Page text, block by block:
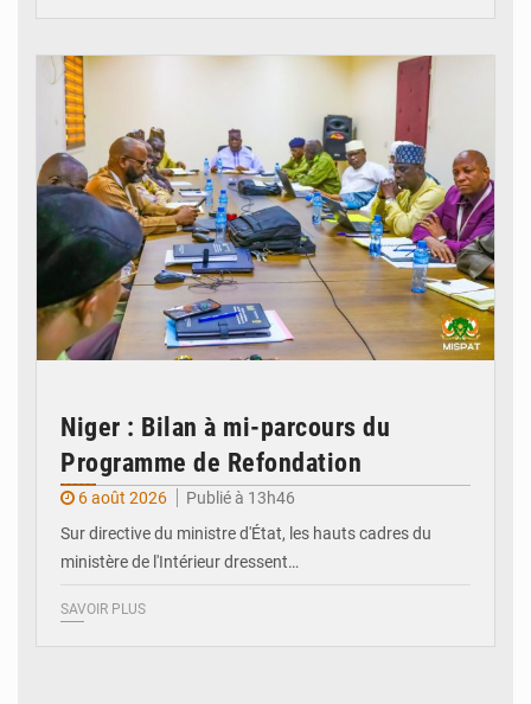
Niger : Bilan à mi-parcours du
Programme de Refondation
6 août 2026
Publié à 13h46
Sur directive du ministre d'État, les hauts cadres du
ministère de l'Intérieur dressent…
SAVOIR PLUS